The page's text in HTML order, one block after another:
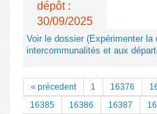
dépôt :
30/09/2025
Voir le dossier (Expérimenter
intercommunalités et aux
« précedent 1 16376
16385
16386 16387